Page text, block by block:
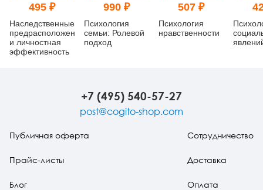
495 ₽
Наследственные
предрасположенности
и личностная
эффективность
990 ₽
Психология
семьи: Ролевой
подход
507 ₽
Психология
нравственности
+7 (495) 540-57-27
post@cogito-shop.com
Публичная оферта
Прайс-листы
Блог
Сотрудничество
Доставка
Оплата